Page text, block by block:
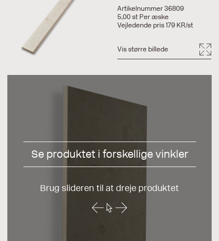
Artikelnummer 36809
5,00 st Per æske
Vejledende pris 179 KR/st
Vis større billede
Se produktet i forskellige vinkler
Brug slideren til at dreje produktet